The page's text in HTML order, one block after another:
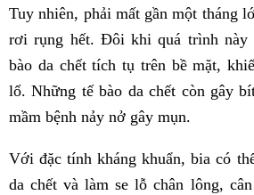
Tuy nhiên, phải mất gần một tháng
rơi rụng hết. Đôi khi quá trình này
bào da chết tích tụ trên bề mặt,
lổ. Những tế bào da chết còn gây
mầm bệnh nảy nở gây mụn.
Với đặc tính kháng khuẩn, bia có
da chết và làm se lỗ chân lông,